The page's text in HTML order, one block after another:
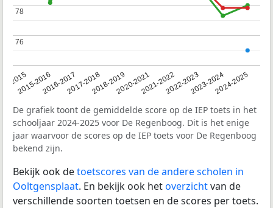
2015
2015-20162016-20172017-20182018-20192020-20212021-20222022-20232023-20242024-2025
76
76
78
78
De grafiek toont de gemiddelde score op de IEP toets in het
schooljaar 2024-2025 voor De Regenboog. Dit is het enige
jaar waarvoor de scores op de IEP toets voor De Regenboog
bekend zijn.
Bekijk ook detoetscores van de andere scholen in
Ooltgensplaat. En bekijk ook hetoverzichtvan de
verschillende soorten toetsen en de scores per toets.